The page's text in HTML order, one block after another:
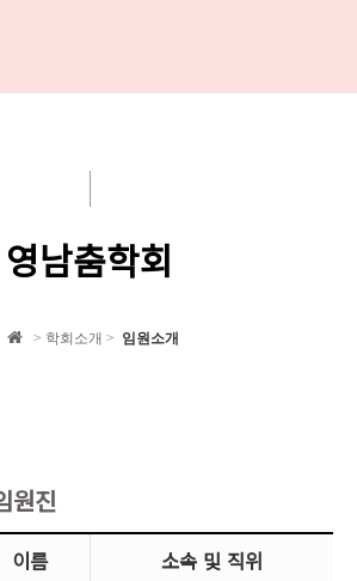
영남춤학회
> 학회소개 > 임원소개
원진
이름 소속 및 직위